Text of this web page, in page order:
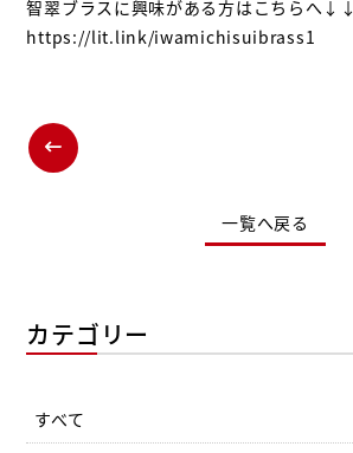
智翠ブラスに興味がある方はこちらへ↓↓
https://lit.link/iwamichisuibrass1
一覧へ戻る
カテゴリー
すべて